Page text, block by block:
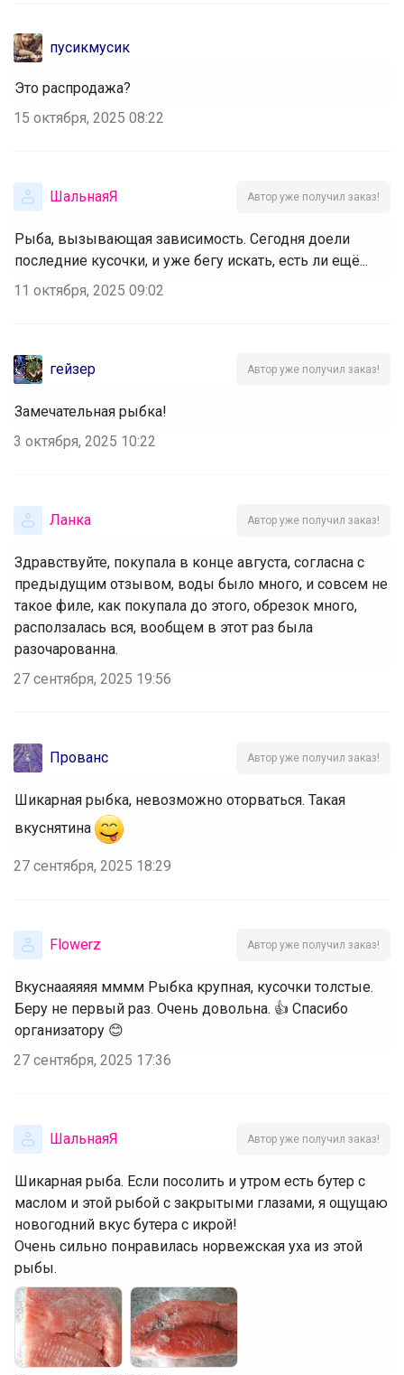
пусикмусик
Это распродажа?
15 октября, 2025 08:22
ШальнаяЯ Автор уже получил заказ!
Рыба, вызывающая зависимость. Сегодня доели
последние кусочки, и уже бегу искать, есть ли ещё...
11 октября, 2025 09:02
гейзер Автор уже получил заказ!
Замечательная рыбка!
3 октября, 2025 10:22
Ланка Автор уже получил заказ!
Здравствуйте, покупала в конце августа, согласна с
предыдущим отзывом, воды было много, и совсем не
такое филе, как покупала до этого, обрезок много,
расползалась вся, вообщем в этот раз была
разочарованна.
27 сентября, 2025 19:56
Прованс Автор уже получил заказ!
Шикарная рыбка, невозможно оторваться. Такая
вкуснятина
27 сентября, 2025 18:29
Flowerz Автор уже получил заказ!
Вкуснааяяяя мммм Рыбка крупная, кусочки толстые.
Беру не первый раз. Очень довольна. 👍 Спасибо
организатору 😊
27 сентября, 2025 17:36
ШальнаяЯ Автор уже получил заказ!
Шикарная рыба. Если посолить и утром есть бутер с
маслом и этой рыбой с закрытыми глазами, я ощущаю
новогодний вкус бутера с икрой!
Очень сильно понравилась норвежская уха из этой
рыбы.